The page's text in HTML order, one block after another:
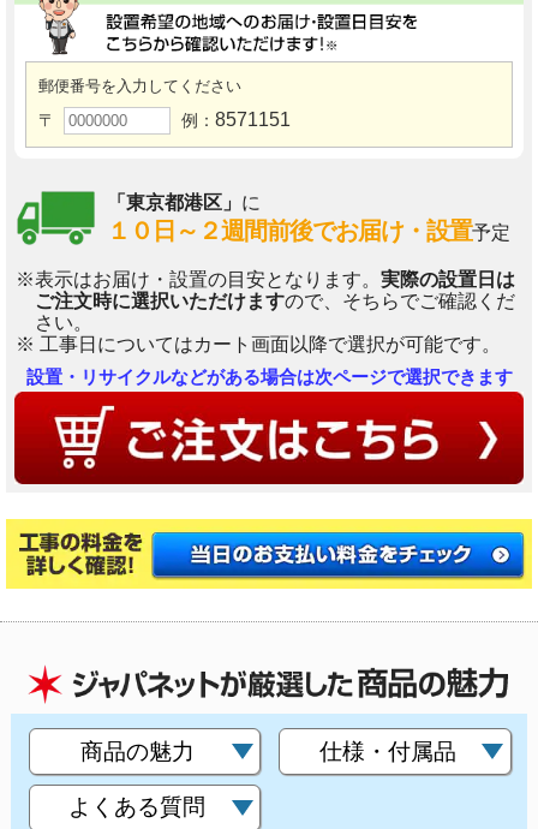
郵便番号を入力してください
〒 例： 8571151
「東京都港区」 に
１０日～２週間前後でお届け・設置予定
※表示はお届け・設置の目安となります。 実際の設置日は
ご注文時に選択いただけますので、そちらでご確認くだ
さい。
※ 工事日についてはカート画面以降で選択が可能です。
設置・リサイクルなどがある場合は次ページで選択できます
商品の魅力 仕様・付属品
よくある質問